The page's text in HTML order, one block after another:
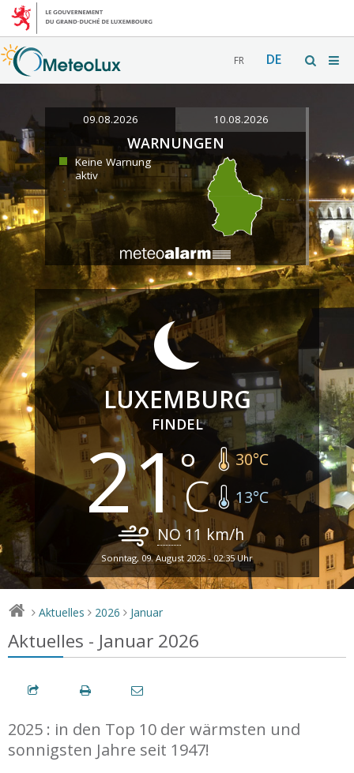
FR DE
09.08.2026 10.08.2026
WARNUNGEN
Keine Warnung
aktiv
LUXEMBURG
FINDEL
21 30°C
13°C
NO 11 km/h
Sonntag, 09. August 2026 - 02:35 Uhr
> Aktuelles > 2026 > Januar
Aktuelles - Januar 2026
2025 : in den Top 10 der wärmsten und
sonnigsten Jahre seit 1947!